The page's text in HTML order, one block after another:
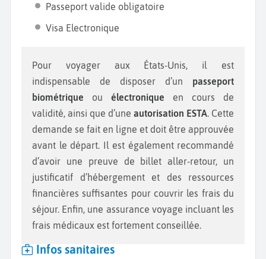
Passeport valide obligatoire
Visa Electronique
Pour voyager aux États-Unis, il est
indispensable de disposer d’un passeport
biométrique ou électronique en cours de
validité, ainsi que d’une autorisation ESTA. Cette
demande se fait en ligne et doit être approuvée
avant le départ. Il est également recommandé
d’avoir une preuve de billet aller-retour, un
justificatif d’hébergement et des ressources
financières suffisantes pour couvrir les frais du
séjour. Enfin, une assurance voyage incluant les
frais médicaux est fortement conseillée.
Infos sanitaires